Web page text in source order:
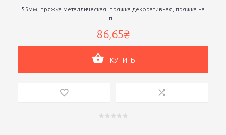
55мм, пряжка металлическая, пряжка декоративная, пряжка на
п...
86,65₴
КУПИТЬ